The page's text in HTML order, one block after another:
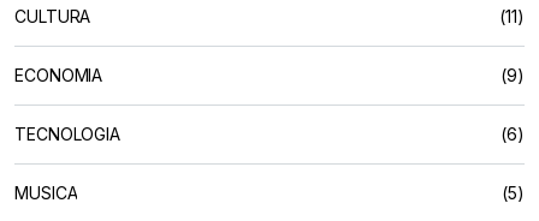
CULTURA (11)
ECONOMIA (9)
TECNOLOGIA (6)
MUSICA (5)